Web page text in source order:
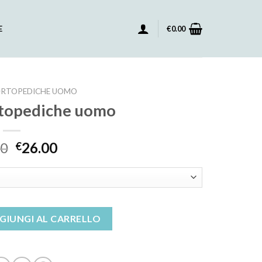
€0.00
UOMO
uomo
€26.00
AL CARRELLO